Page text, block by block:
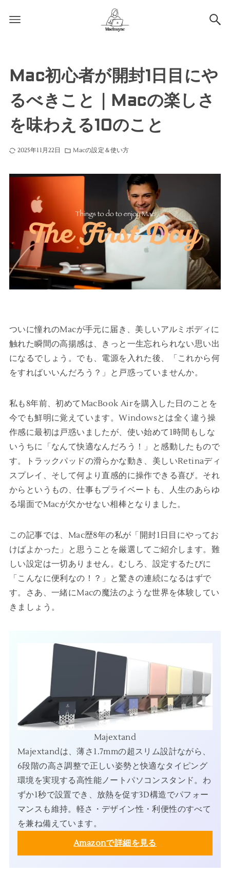
Mac初心者が開封1日目にや
るべきこと｜Macの楽しさ
を味わえる10のこと
2025年11月22日 Macの設定＆使い方
ついに憧れのMacが手元に届き、美しいアルミボディに
触れた瞬間の高揚感は、きっと一生忘れられない思い出
になるでしょう。でも、電源を入れた後、「これから何
をすればいいんだろう？」と戸惑っていませんか。
私も8年前、初めてMacBook Airを購入した日のことを
今でも鮮明に覚えています。Windowsとは全く違う操
作感に最初は戸惑いましたが、使い始めて1時間もしな
いうちに「なんて快適なんだろう！」と感動したもので
す。トラックパッドの滑らかな動き、美しいRetinaディ
スプレイ、そして何より直感的に操作できる喜び。それ
からというもの、仕事もプライベートも、人生のあらゆ
る場面でMacが欠かせない相棒となりました。
この記事では、Mac歴8年の私が「開封1日目にやってお
けばよかった」と思うことを厳選してご紹介します。難
しい設定は一切ありません。むしろ、設定するたびに
「こんなに便利なの！？」と驚きの連続になるはずで
す。さあ、一緒にMacの魔法のような世界を体験してい
きましょう。
Majextand
Majextandは、薄さ1.7mmの超スリム設計ながら、
6段階の高さ調整で正しい姿勢と快適なタイピング
環境を実現する高性能ノートパソコンスタンド。わ
ずか1秒で設置でき、放熱を促す3D構造でパフォー
マンスも維持。軽さ・デザイン性・利便性のすべて
を兼ね備えています。
Amazonで詳細を見る